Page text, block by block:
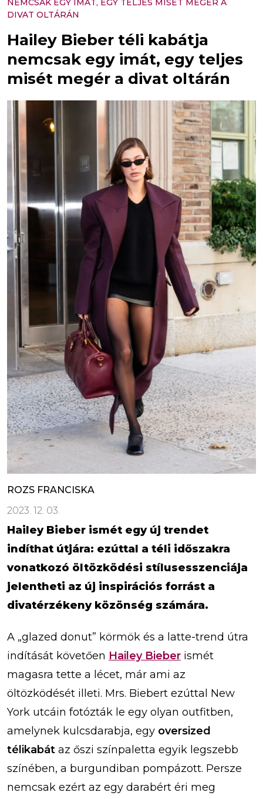
NEMCSAK EGY IMÁT, EGY TELJES MISÉT MEGÉR A
DIVAT OLTÁRÁN
Hailey Bieber téli kabátja
nemcsak egy imát, egy teljes
misét megér a divat oltárán
ROZS FRANCISKA
2023. 12. 03.
Hailey Bieber ismét egy új trendet
indíthat útjára: ezúttal a téli időszakra
vonatkozó öltözködési stílusesszenciája
jelentheti az új inspirációs forrást a
divatérzékeny közönség számára.
A „glazed donut” körmök és a latte-trend útra
indítását követően Hailey Bieber ismét
magasra tette a lécet, már ami az
öltözködését illeti. Mrs. Biebert ezúttal New
York utcáin fotózták le egy olyan outfitben,
amelynek kulcsdarabja, egy oversized
télikabát az őszi színpaletta egyik legszebb
színében, a burgundiban pompázott. Persze
nemcsak ezért az egy darabért éri meg